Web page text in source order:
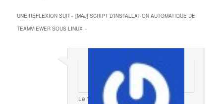
UNE RÉFLEXION SUR «[MAJ] SCRIPT D’INSTALLATION AUTOMATIQUE DE
TEAMVIEWER SOUS LINUX »
Le15 mars 2026 à 21:38 Maâty a dit :